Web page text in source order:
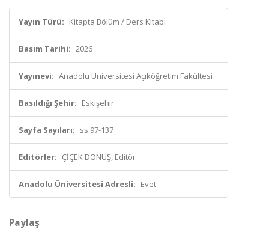
Yayın Türü: Kitapta Bölüm / Ders Kitabı
Basım Tarihi: 2026
Yayınevi: Anadolu Üniversitesi Açıköğretim Fakültesi
Basıldığı Şehir: Eskişehir
Sayfa Sayıları: ss.97-137
Editörler: ÇİÇEK DÖNÜŞ, Editör
Anadolu Üniversitesi Adresli: Evet
Paylaş